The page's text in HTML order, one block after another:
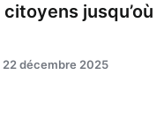
jusqu’où
22 décembre 2025